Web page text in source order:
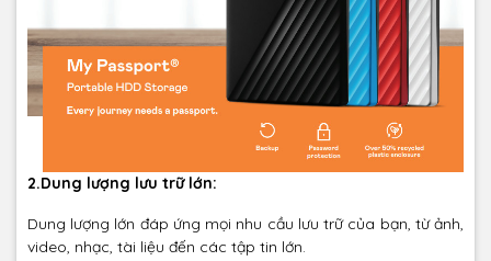
2.Dung lượng lưu trữ lớn:
Dung lượng lớn đáp ứng mọi nhu cầu lưu trữ của bạn, từ ảnh,
video, nhạc, tài liệu đến các tập tin lớn.